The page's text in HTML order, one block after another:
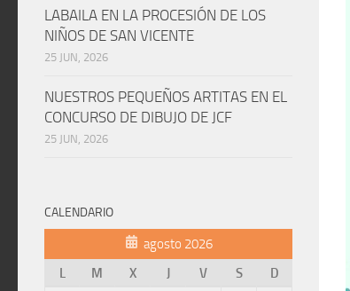
LABAILA EN LA PROCESIÓN DE LOS
NIÑOS DE SAN VICENTE
25 JUN, 2026
NUESTROS PEQUEÑOS ARTITAS EN EL
CONCURSO DE DIBUJO DE JCF
25 JUN, 2026
CALENDARIO
agosto 2026
L
M X J V S
D